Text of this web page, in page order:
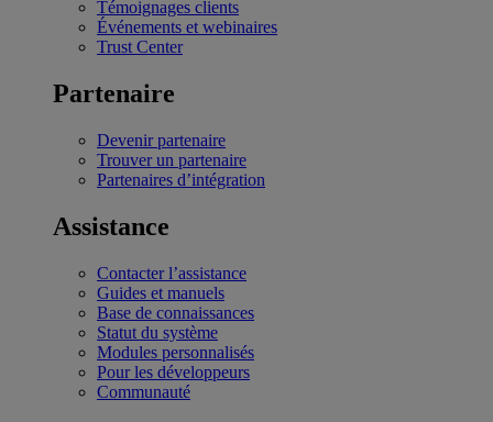
Témoignages clients
Événements et webinaires
Trust Center
Partenaire
Devenir partenaire
Trouver un partenaire
Partenaires d’intégration
Assistance
Contacter l’assistance
Guides et manuels
Base de connaissances
Statut du système
Modules personnalisés
Pour les développeurs
Communauté